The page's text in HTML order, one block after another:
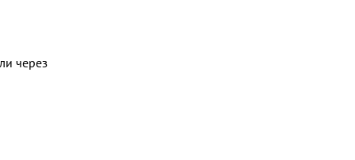
через